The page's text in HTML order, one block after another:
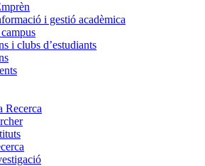
i gestió acadèmica
i clubs d’estudiants
Recerca